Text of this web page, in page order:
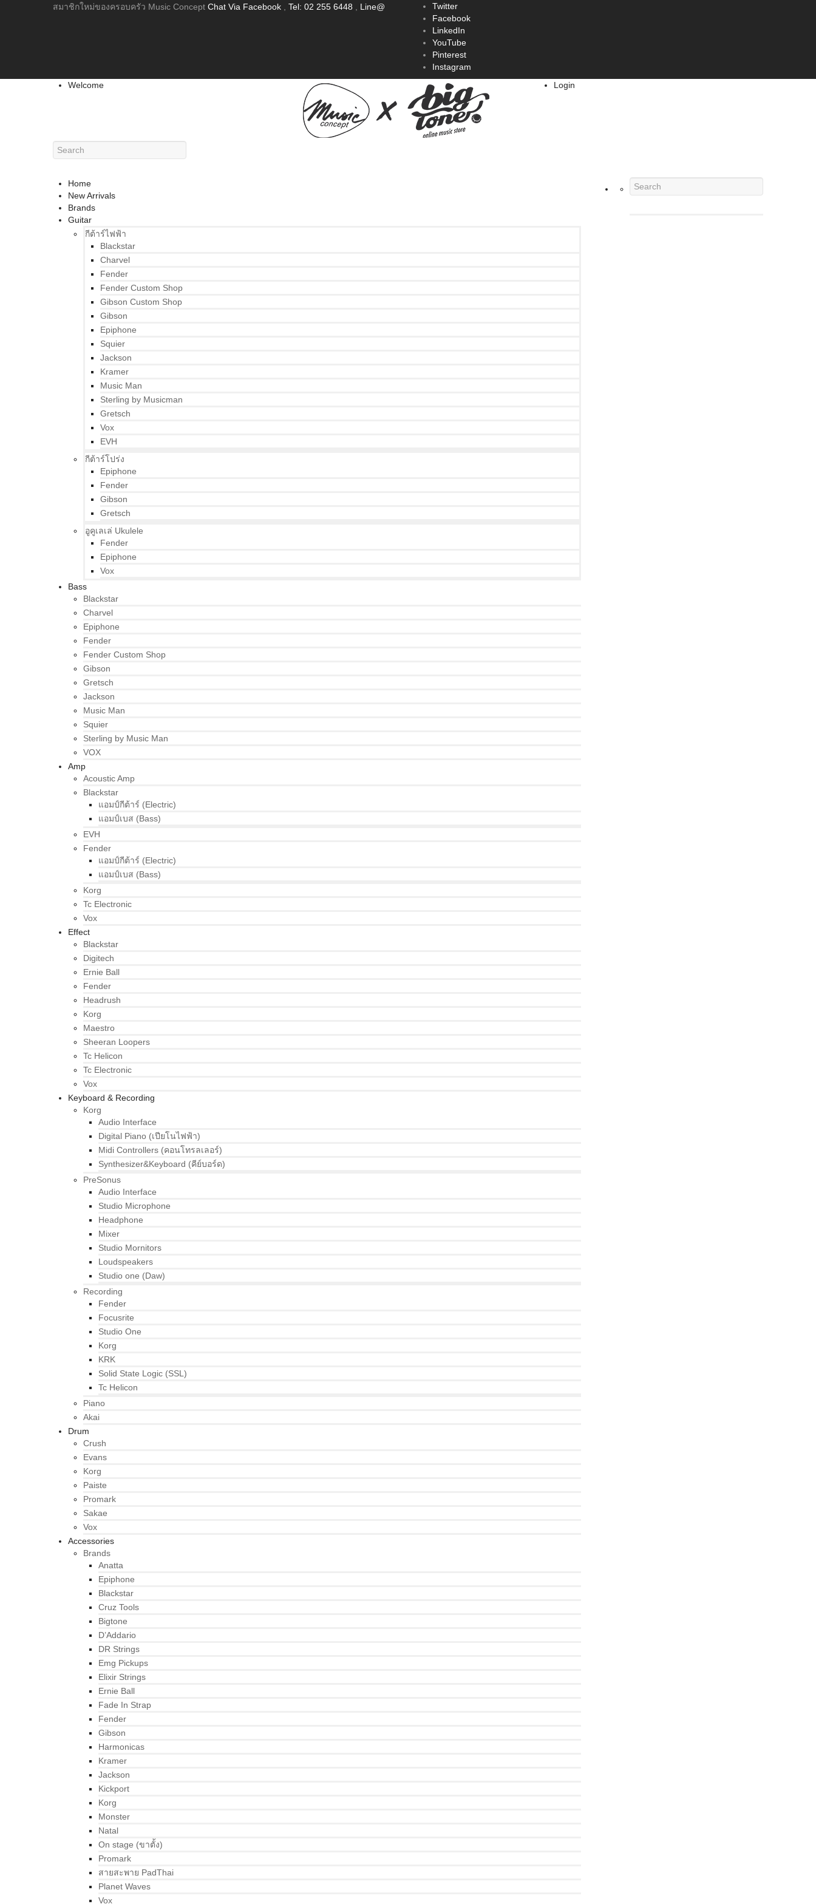
สมาชิกใหม่ของครอบครัว Music Concept Chat Via Facebook Tel: 02 255 6448 Line@
Twitter
Facebook
LinkedIn
YouTube
Pinterest
Instagram
Welcome
Login
Home
New Arrivals
Brands
Guitar
กีต้าร์ไฟฟ้า
Blackstar
Charvel
Fender
Fender Custom Shop
Gibson Custom Shop
Gibson
Epiphone
Squier
Jackson
Kramer
Music Man
Sterling by Musicman
Gretsch
Vox
EVH
กีต้าร์โปร่ง
Epiphone
Fender
Gibson
Gretsch
อูคูเลเล่ Ukulele
Fender
Epiphone
Vox
Bass
Blackstar
Charvel
Epiphone
Fender
Fender Custom Shop
Gibson
Gretsch
Jackson
Music Man
Squier
Sterling by Music Man
VOX
Amp
Acoustic Amp
Blackstar
แอมป์กีต้าร์ (Electric)
แอมป์เบส (Bass)
EVH
Fender
แอมป์กีต้าร์ (Electric)
แอมป์เบส (Bass)
Korg
Tc Electronic
Vox
Effect
Blackstar
Digitech
Ernie Ball
Fender
Headrush
Korg
Maestro
Sheeran Loopers
Tc Helicon
Tc Electronic
Vox
Keyboard & Recording
Korg
Audio Interface
Digital Piano (เปียโนไฟฟ้า)
Midi Controllers (คอนโทรลเลอร์)
Synthesizer&Keyboard (คีย์บอร์ด)
PreSonus
Audio Interface
Studio Microphone
Headphone
Mixer
Studio Mornitors
Loudspeakers
Studio one (Daw)
Recording
Fender
Focusrite
Studio One
Korg
KRK
Solid State Logic (SSL)
Tc Helicon
Piano
Akai
Drum
Crush
Evans
Korg
Paiste
Promark
Sakae
Vox
Accessories
Brands
Anatta
Epiphone
Blackstar
Cruz Tools
Bigtone
D’Addario
DR Strings
Emg Pickups
Elixir Strings
Ernie Ball
Fade In Strap
Fender
Gibson
Harmonicas
Kramer
Jackson
Kickport
Korg
Monster
Natal
On stage (ขาตั้ง)
Promark
สายสะพาย PadThai
Planet Waves
Vox